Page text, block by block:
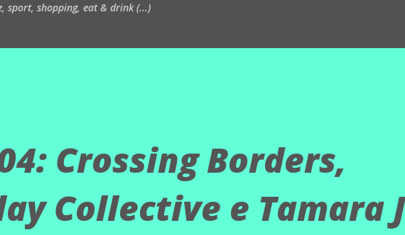
sport, shopping, eat & drink (...)
Crossing Borders,
Collective e Tamara